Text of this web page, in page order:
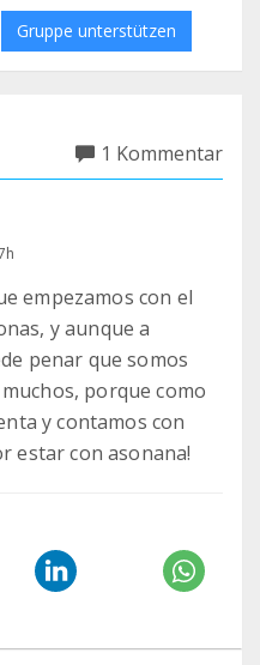
Gruppe unterstützen
1 Kommentar
empezamos con el
y aunque a
penar que somos
porque como
y contamos con
estar con asonana!